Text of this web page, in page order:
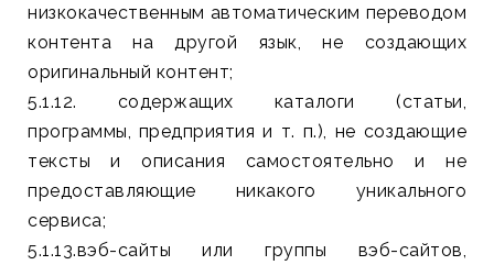
низкокачественным автоматическим переводом
контента на другой язык, не создающих
оригинальный контент;
5.1.12. содержащих каталоги (статьи,
программы, предприятия и т. п.), не создающие
тексты и описания самостоятельно и не
предоставляющие никакого уникального
сервиса;
5.1.13.вэб-сайты или группы вэб-сайтов,